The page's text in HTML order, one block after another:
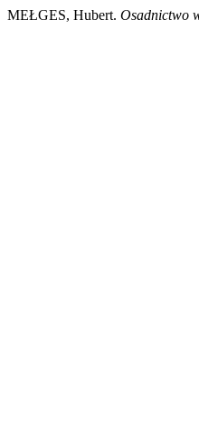
MEŁGES, Hubert. Osadnictwo